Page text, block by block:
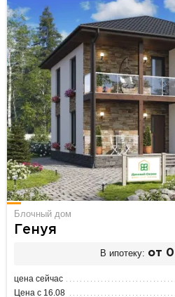
Блочный дом
Генуя
В ипотеку: от
цена сейчас
Цена с 16.08